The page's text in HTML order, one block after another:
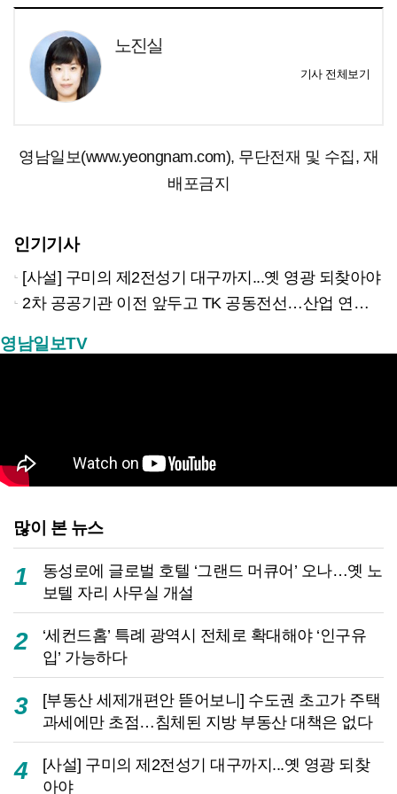
노진실
기사 전체보기
영남일보(www.yeongnam.com), 무단전재 및 수집, 재
배포금지
인기기사
[사설] 구미의 제2전성기 대구까지...옛 영광 되찾아야
2차 공공기관 이전 앞두고 TK 공동전선…산업 연계형 유치 승부수
영남일보TV
많이 본 뉴스
1
동성로에 글로벌 호텔 ‘그랜드 머큐어’ 오나…옛 노
보텔 자리 사무실 개설
2
‘세컨드홈’ 특례 광역시 전체로 확대해야 ‘인구유
입’ 가능하다
3
[부동산 세제개편안 뜯어보니] 수도권 초고가 주택
과세에만 초점…침체된 지방 부동산 대책은 없다
4
[사설] 구미의 제2전성기 대구까지...옛 영광 되찾
아야